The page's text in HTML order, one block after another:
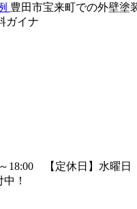
豊田市宝来町での外壁
ガイナ
～18:00 【定休日】水
！